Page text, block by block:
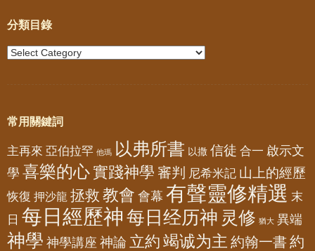
分類目錄
常用關鍵詞
主再來 亞伯拉罕 他瑪 以弗所書 以撒 信徒 合一 啟示文
學 喜樂的心實踐神學 審判 尼希米記 山上的經歷
恢復 押沙龍 拯救 教會 會幕 有聲靈修精選 末
日 每日經歷神 每日经历神 灵修 猶大 異端
神學 神學講座 神論 立約 竭诚为主 約翰一書 約